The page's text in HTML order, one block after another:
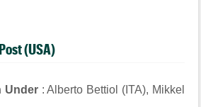
(USA)
Under: Alberto Bettiol (ITA), Mikkel